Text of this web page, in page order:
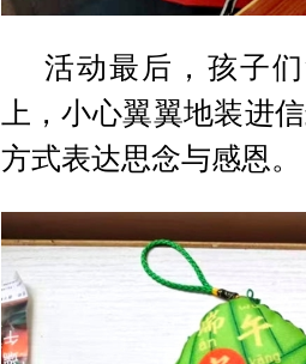
活动最后，孩子
上，小心翼翼地装进
方式表达思念与感恩。